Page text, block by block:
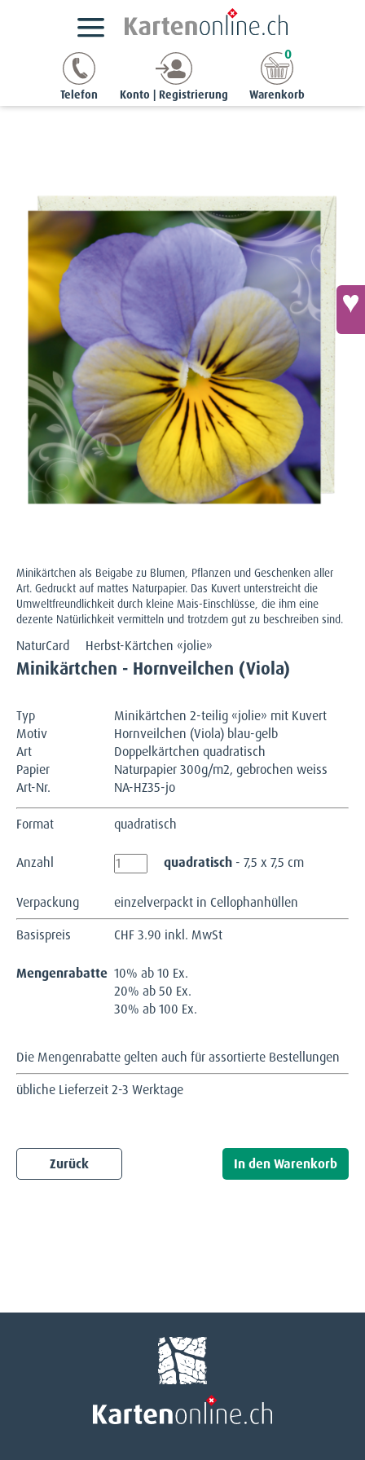
Telefon Konto | Registrierung Warenkorb
0
jolie | 7,5 x 7,5 cm
Minikärtchen - Hornveilchen (Viola)
Minikärtchen als Beigabe zu Blumen, Pflanzen und Geschenken aller
Art. Gedruckt auf mattes Naturpapier. Das Kuvert unterstreicht die
Umweltfreundlichkeit durch kleine Mais-Einschlüsse, die ihm eine
dezente Natürlichkeit vermitteln und trotzdem gut zu beschreiben sind.
NaturCard Herbst-Kärtchen «jolie»
Minikärtchen - Hornveilchen (Viola)
Typ
Minikärtchen 2-teilig «jolie» mit Kuvert
Motiv
Hornveilchen (Viola) blau-gelb
Art
Doppelkärtchen quadratisch
Papier
Naturpapier 300g/m2, gebrochen weiss
Art-Nr.
NA-HZ35-jo
Format quadratisch
Anzahl quadratisch - 7,5 x 7,5 cm
Verpackung
einzelverpackt in Cellophanhüllen
Basispreis
CHF3.90 inkl. MwSt
Mengenrabatte 10% ab 10 Ex.
20% ab 50 Ex.
30% ab 100 Ex.
Die Mengenrabatte gelten auch für assortierte Bestellungen
übliche Lieferzeit 2-3 Werktage
Zurück